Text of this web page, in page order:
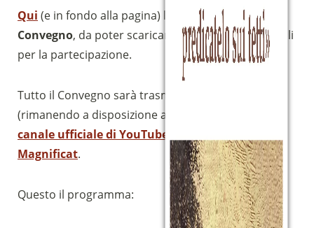
Qui (e in fondo alla pagina) la
locandina del
Convegno, da poter scaricare, con le indicazioni utili
per la partecipazione.
Tutto il Convegno sarà trasmesso in diretta
(rimanendo a disposizione anche in seguito) sul
canale ufficiale di YouTube della Comunità
Magnificat.
Questo il programma: